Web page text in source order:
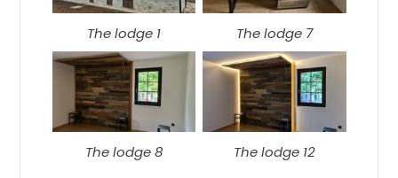
The lodge 1 The lodge 7
The lodge 8 The lodge 12